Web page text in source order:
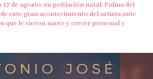
de agosto, su población natal, Palma del
este gran acontecimiento del artista ante
que le vieron nacer y crecer personal y